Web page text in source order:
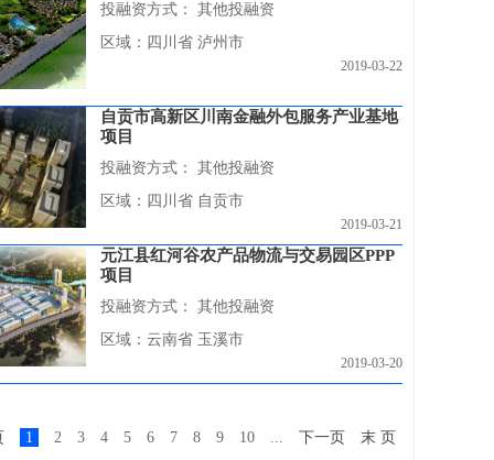
投融资方式：
其他投融资
区域：四川省 泸州市
2019-03-22
自贡市高新区川南金融外包服务产业基地
项目
投融资方式：
其他投融资
区域：四川省 自贡市
2019-03-21
元江县红河谷农产品物流与交易园区PPP
项目
投融资方式：
其他投融资
区域：云南省 玉溪市
2019-03-20
1 2 3 4 5 6 7 8 9 10 ... 下一页 末 页